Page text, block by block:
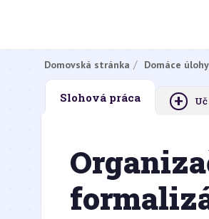
Domovská stránka Domáce úlohy
Slohová práca +